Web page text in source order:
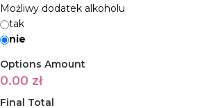
Możliwy dodatek alkoholu
tak
nie
Options Amount
0.00 zł
Final Total